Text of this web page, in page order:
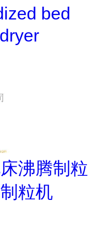
bed
沸腾制粒
粒机